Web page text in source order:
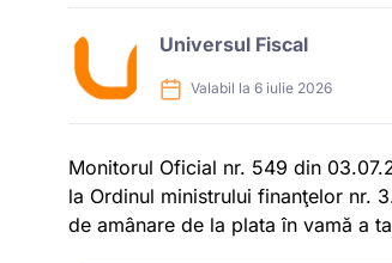
Universul Fiscal
Valabil la 6 iulie 2026
Monitorul Oficial nr. 549 din
la Ordinul ministrului finanţelor nr.
de amânare de la plata în vamă a